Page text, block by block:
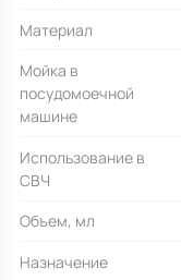
Материал
Мойка в
посудомоечной
машине
Использование в
СВЧ
Объем, мл
Назначение